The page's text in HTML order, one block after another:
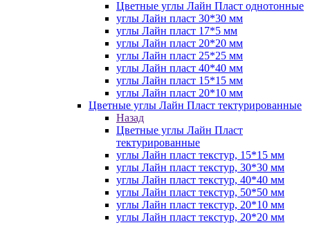
Цветные углы Лайн Пласт однотонные
углы Лайн пласт 30*30 мм
углы Лайн пласт 17*5 мм
углы Лайн пласт 20*20 мм
углы Лайн пласт 25*25 мм
углы Лайн пласт 40*40 мм
углы Лайн пласт 15*15 мм
углы Лайн пласт 20*10 мм
Цветные углы Лайн Пласт тектурированные
Назад
Цветные углы Лайн Пласт
тектурированные
углы Лайн пласт текстур, 15*15 мм
углы Лайн пласт текстур, 30*30 мм
углы Лайн пласт текстур, 40*40 мм
углы Лайн пласт текстур, 50*50 мм
углы Лайн пласт текстур, 20*10 мм
углы Лайн пласт текстур, 20*20 мм